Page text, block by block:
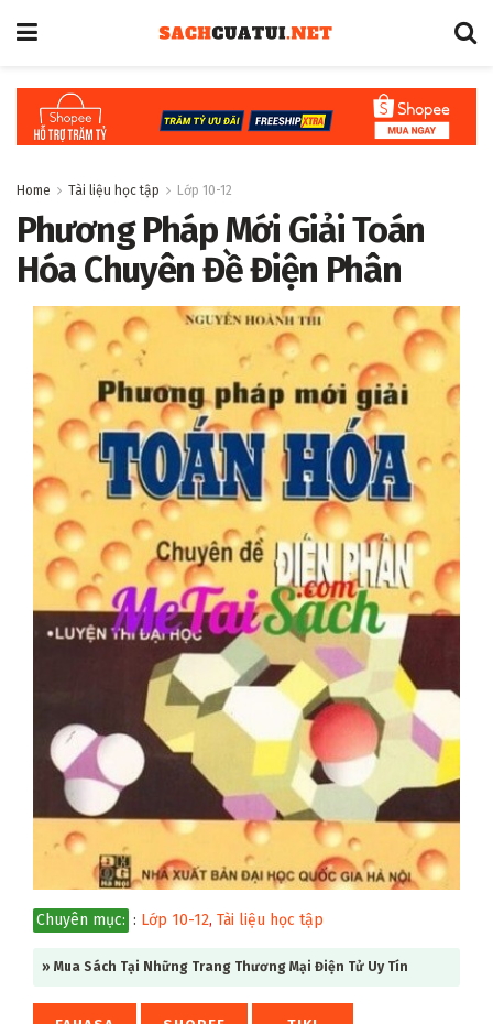
Home Tài liệu học tập Lớp 10-12
Phương Pháp Mới Giải Toán
Hóa Chuyên Đề Điện Phân
Chuyên mục: : Lớp 10-12, Tài liệu học tập
» Mua Sách Tại Những Trang Thương Mại Điện Tử Uy Tín